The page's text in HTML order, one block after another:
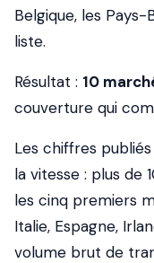
Belgique, les
liste.
Résultat : 10
couverture qui
Les chiffres
la vitesse : plus
les cinq premiers
Italie, Espagne,
volume brut de